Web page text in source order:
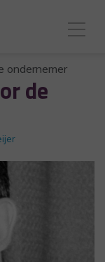
ondernemer
de